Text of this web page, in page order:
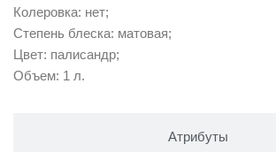
Атрибуты
Колеровка: нет;
Степень блеска: матовая;
Цвет: палисандр;
Объем: 1 л.